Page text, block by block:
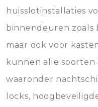
huisslotinstallaties
binnendeuren zoals
maar ook voor
kunnen alle
waaronder
locks,